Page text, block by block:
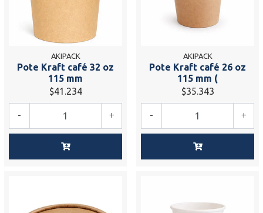
AKIPACK
Pote Kraft café 32 oz
115 mm
$41.234
+
-
AKIPACK
Pote Kraft café 26 oz
115 mm (
$35.343
+
-